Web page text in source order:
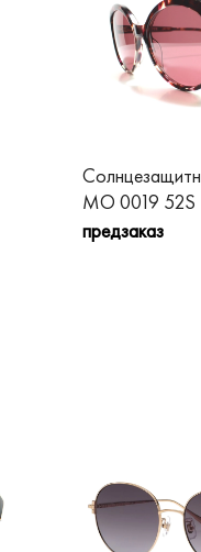
MO 0019 52S
предзаказ